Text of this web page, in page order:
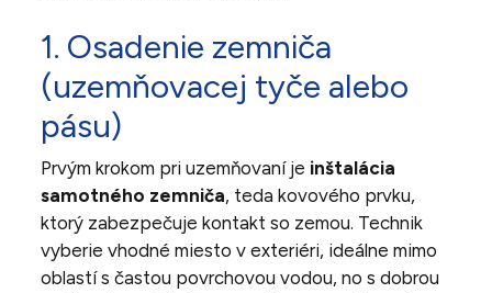
1. Osadenie zemniča
(uzemňovacej tyče alebo
pásu)
Prvým krokom pri uzemňovaní je inštalácia
samotného zemniča, teda kovového prvku,
ktorý zabezpečuje kontakt so zemou. Technik
vyberie vhodné miesto v exteriéri, ideálne mimo
oblastí s častou povrchovou vodou, no s dobrou